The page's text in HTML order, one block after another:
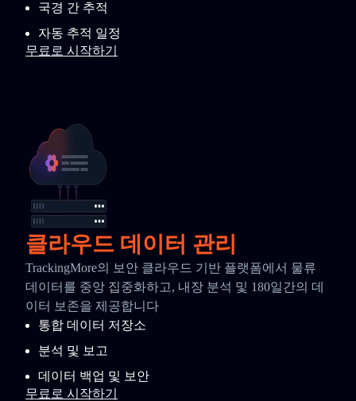
국경 간 추적
자동 추적 일정
무료로 시작하기
클라우드 데이터 관리
TrackingMore의 보안 클라우드 기반 플랫폼에서 물류
데이터를 중앙 집중화하고, 내장 분석 및 180일간의 데
이터 보존을 제공합니다
통합 데이터 저장소
분석 및 보고
데이터 백업 및 보안
무료로 시작하기